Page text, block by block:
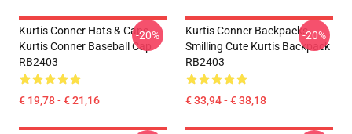
Kurtis Conner Hats & Caps -
Kurtis Conner Baseball Cap
RB2403
€ 19,78 - € 21,16
-20%
Kurtis Conner Backpacks -
Smilling Cute Kurtis Backpack
RB2403
€ 33,94 - € 38,18
-20%